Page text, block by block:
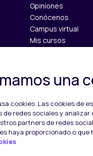
Opiniones
Conócenos
Campus virtual
Mis cursos
una
cookies. Las cookies de
redes sociales y analizar
partners de redes
haya proporcionado o